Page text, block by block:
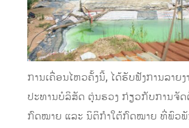
ການເຄື່ອນໄຫວຄັ້ງນີ້, ໄດ້ຮັບຟັງການລາຍງ
ປະທານບໍລິສັດ ຕຸ່ນຮວງ ກ່ຽວກັບການຈັດ
ກົດໝາຍ ແລະ ນິຕິກໍາໃຕ້ກົດໝາຍ ທີ່ພົວພັ